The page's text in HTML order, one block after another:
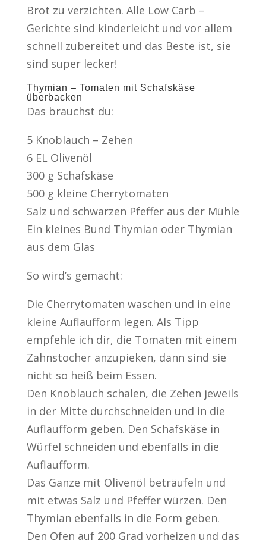
Brot zu verzichten. Alle Low Carb –
Gerichte sind kinderleicht und vor allem
schnell zubereitet und das Beste ist, sie
sind super lecker!
Thymian – Tomaten mit Schafskäse
überbacken
Das brauchst du:
5 Knoblauch – Zehen
6 EL Olivenöl
300 g Schafskäse
500 g kleine Cherrytomaten
Salz und schwarzen Pfeffer aus der Mühle
Ein kleines Bund Thymian oder Thymian
aus dem Glas
So wird’s gemacht:
Die Cherrytomaten waschen und in eine
kleine Auflaufform legen. Als Tipp
empfehle ich dir, die Tomaten mit einem
Zahnstocher anzupieken, dann sind sie
nicht so heiß beim Essen.
Den Knoblauch schälen, die Zehen jeweils
in der Mitte durchschneiden und in die
Auflaufform geben. Den Schafskäse in
Würfel schneiden und ebenfalls in die
Auflaufform.
Das Ganze mit Olivenöl beträufeln und
mit etwas Salz und Pfeffer würzen. Den
Thymian ebenfalls in die Form geben.
Den Ofen auf 200 Grad vorheizen und das